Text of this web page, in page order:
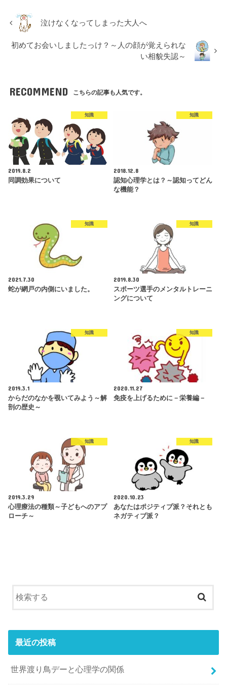
泣けなくなってしまった大人へ
初めてお会いしましたっけ？～人の顔が覚えられな
い相貌失認～
RECOMMEND こちらの記事も人気です。
知識
2019.8.2
同調効果について
知識
2018.12.8
認知心理学とは？～認知ってどん
な機能？
知識
2021.7.30
蛇が網戸の内側にいました。
知識
2019.8.30
スポーツ選手のメンタルトレーニ
ングについて
知識
2019.3.1
からだのなかを覗いてみよう～解
剖の歴史～
知識
2020.11.27
免疫を上げるために－栄養編－
知識
2019.3.29
心理療法の種類～子どもへのアプ
ローチ～
知識
2020.10.23
あなたはポジティブ派？それとも
ネガティブ派？
最近の投稿
世界渡り鳥デーと心理学の関係